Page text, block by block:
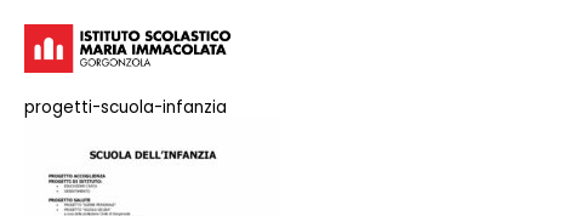
progetti-scuola-infanzia